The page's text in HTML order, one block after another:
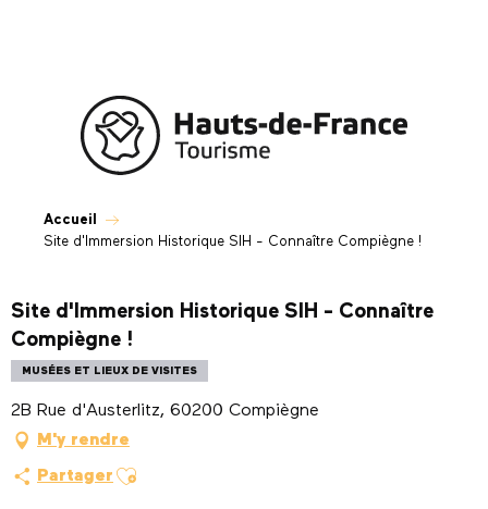
Accueil
Site d'Immersion Historique SIH - Connaître Compiègne !
Site d'Immersion Historique SIH - Connaître
Compiègne !
MUSÉES ET LIEUX DE VISITES
2B Rue d'Austerlitz, 60200 Compiègne
M'y rendre
Partager Ajouter aux favoris